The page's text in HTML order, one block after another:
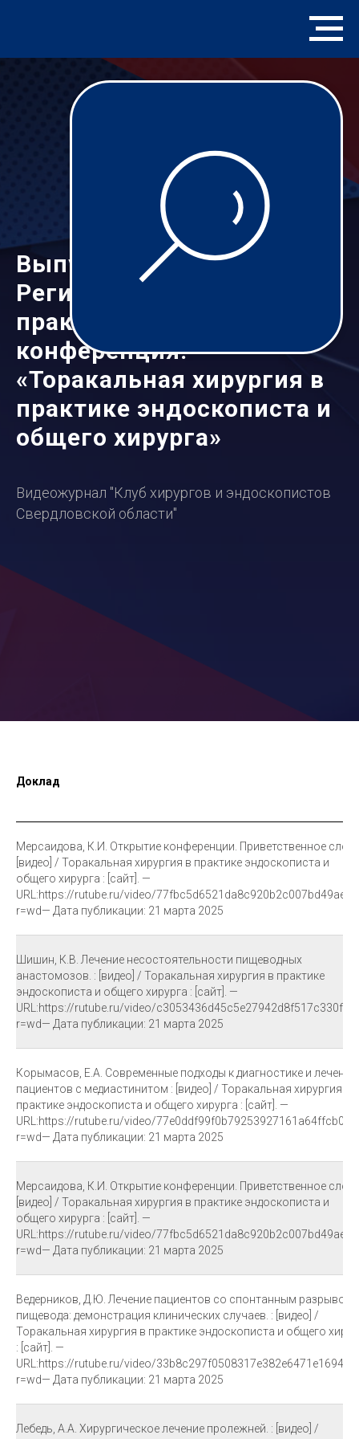
Выпуск №17: 21.03.25
Региональная научно-
практическая
конференция:
«Торакальная хирургия в
практике эндоскописта и
общего хирурга»
Видеожурнал "Клуб хирургов и эндоскопистов
Свердловской области"
Доклад
Мерсаидова, К.И. Открытие конференции. Приветственное
[видео] / Торакальная хирургия в практике эндоскописта и
общего хирурга : [сайт]. —
URL:https://rutube.ru/video/
r=wd— Дата публикации: 21 марта 2025
Шишин, К.В. Лечение несостоятельности пищеводных
анастомозов. : [видео] / Торакальная хирургия в практике
эндоскописта и общего хирурга : [сайт]. —
URL:https://rutube.ru/video/
r=wd— Дата публикации: 21 марта 2025
Корымасов, Е.А. Современные подходы к диагностике и
пациентов с медиастинитом : [видео] / Торакальная хирургия в
практике эндоскописта и общего хирурга : [сайт]. —
URL:https://rutube.ru/video/77e0ddf99f0b79253927161a64ffcb08/
r=wd— Дата публикации: 21 марта 2025
Мерсаидова, К.И. Открытие конференции. Приветственное
[видео] / Торакальная хирургия в практике эндоскописта и
общего хирурга : [сайт]. —
URL:https://rutube.ru/video/
r=wd— Дата публикации: 21 марта 2025
Ведерников, Д.Ю. Лечение пациентов со спонтанным разрывом
пищевода: демонстрация клинических случаев. : [видео] /
Торакальная хирургия в практике эндоскописта и общего
: [сайт]. —
URL:https://rutube.ru/video/
r=wd— Дата публикации: 21 марта 2025
Лебедь, А.А. Хирургическое лечение пролежней. : [видео] /